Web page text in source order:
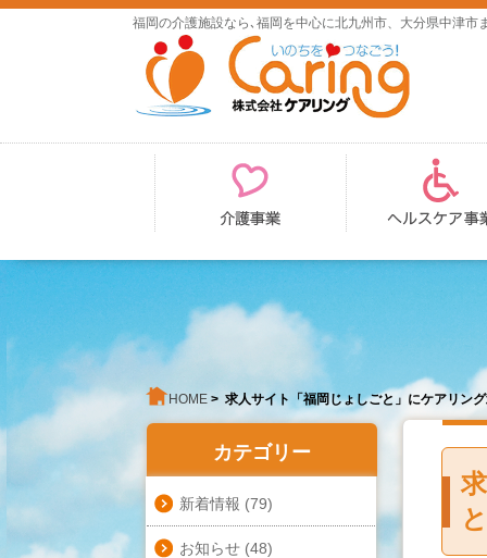
福岡の介護施設なら､福岡を中心に北九州市、大分県中津市
HOME > 求人サイト「福岡じょしごと」にケアリン
カテゴリー
新着情報 (79)
お知らせ(48)